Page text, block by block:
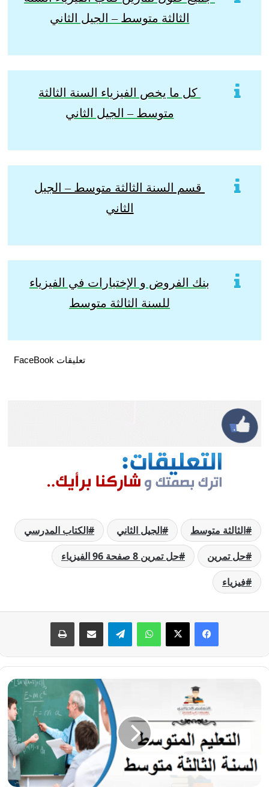
الثالثة متوسط – الجيل الثاني
كل ما يخص الفيزياء السنة الثالثة
متوسط – الجيل الثاني
قسم السنة الثالثة متوسط – الجيل
الثاني
بنك الفروض و الإختبارات في الفيزياء
للسنة الثالثة متوسط
تعليقات FaceBook
الثالثة متوسط الجيل الثاني
الكتاب المدرسي
حل تمرين
حل تمرين 8 صفحة 96 الفيزياء
فيزياء
فيسبوك
‫X واتسابتيلقراممشاركة عبر البريد طباعة
الفيزياء
للسنة